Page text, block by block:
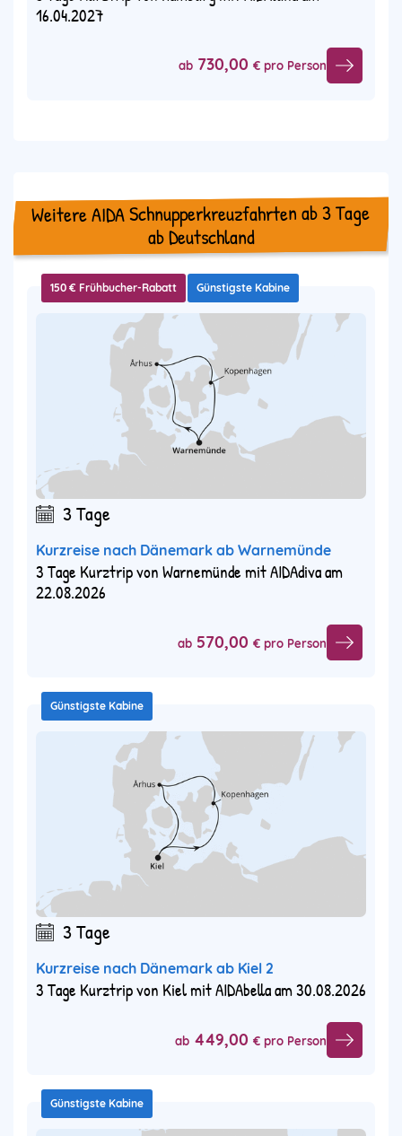
16.04.2027
ab 730,00 € pro Person
Weitere AIDA Schnupperkreuzfahrten ab 3 Tage
ab Deutschland
150 € Frühbucher-Rabatt Günstigste Kabine
3 Tage
Kurzreise nach Dänemark ab Warnemünde
3 Tage Kurztrip von Warnemünde mit AIDAdiva am
22.08.2026
ab 570,00 € pro Person
Günstigste Kabine
3 Tage
Kurzreise nach Dänemark ab Kiel 2
3 Tage Kurztrip von Kiel mit AIDAbella am 30.08.2026
ab 449,00 € pro Person
Günstigste Kabine